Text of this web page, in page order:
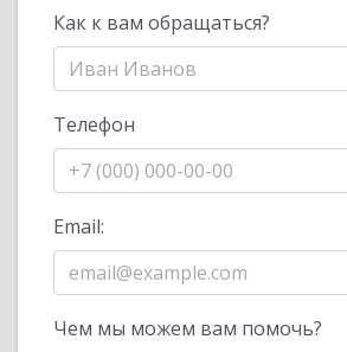
Как к вам обращаться?
Телефон
Email:
Чем мы можем вам помочь?